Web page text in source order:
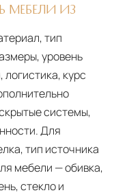
МЕБЕЛИ ИЗ
тип
уровень
курс
системы,
Для
тип источника
мебели — обивка,
стекло и